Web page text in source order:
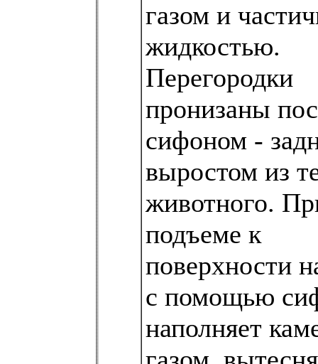
газом и
жидкостью.
Перегородки
пронизаны
сифоном -
выростом из
животного.
подъеме к
поверхности
с помощью
наполняет